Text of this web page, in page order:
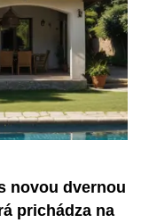
novou dvernou
prichádza na